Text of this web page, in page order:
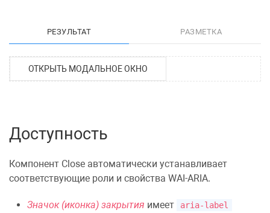
РЕЗУЛЬТАТ РАЗМЕТКА
ОТКРЫТЬ МОДАЛЬНОЕ ОКНО
Доступность
Компонент Close автоматически устанавливает
соответствующие роли и свойства WAI-ARIA.
Значок (иконка) закрытия имеет aria-label